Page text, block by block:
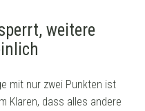
weitere
mit nur zwei Punkten ist
Klaren, dass alles andere